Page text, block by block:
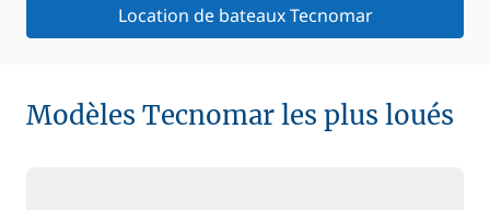
Location de bateaux Tecnomar
Modèles Tecnomar les plus loués